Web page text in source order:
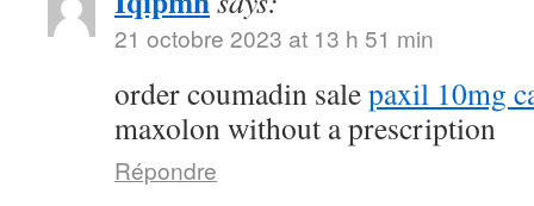
21 octobre 2023 at 13 h 51 min
order coumadin salepaxil 10mg
maxolon without a prescription
Répondre